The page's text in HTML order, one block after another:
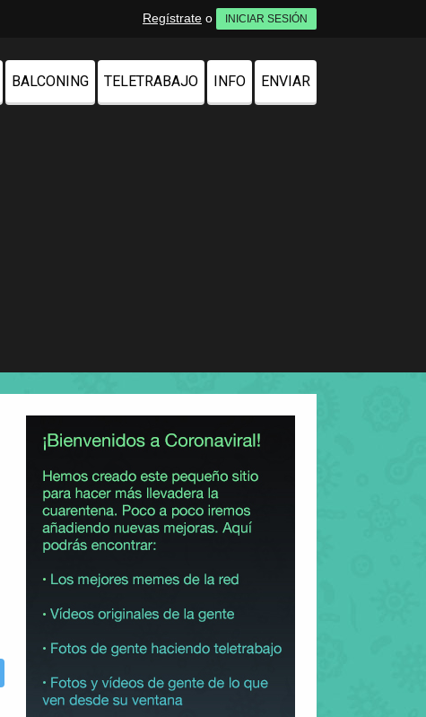
Regístrate o INICIAR SESIÓN
BALCONING TELETRABAJO INFO ENVIAR